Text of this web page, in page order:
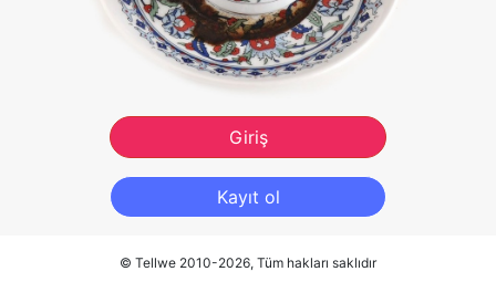
Giriş
Kayıt ol
© Tellwe 2010-2026, Tüm hakları saklıdır